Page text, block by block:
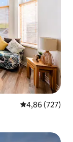
Vidējais
4,86 (727)